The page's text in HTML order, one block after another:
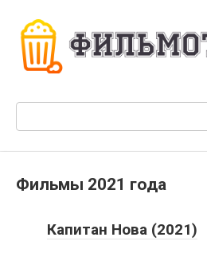
контенту
Фильмы 2021 года
Капитан Нова (2021)